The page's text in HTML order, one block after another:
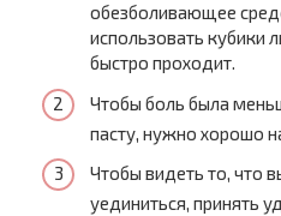
обезболивающее
использовать кубики
быстро проходит.
Чтобы боль была
пасту, нужно хорошо
Чтобы видеть то, что
уединиться, принять